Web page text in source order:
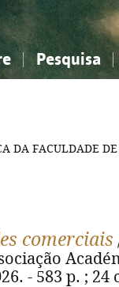
Pesquisa
sociais...
sociais...
DA FACULDADE
comerciais
- 583 p. ; 24